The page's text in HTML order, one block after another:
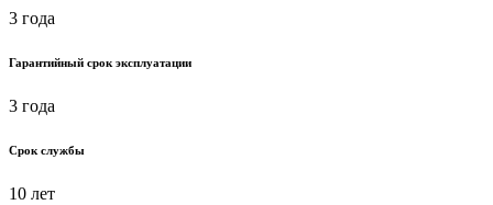
3 года
Гарантийный срок эксплуатации
3 года
Срок службы
10 лет